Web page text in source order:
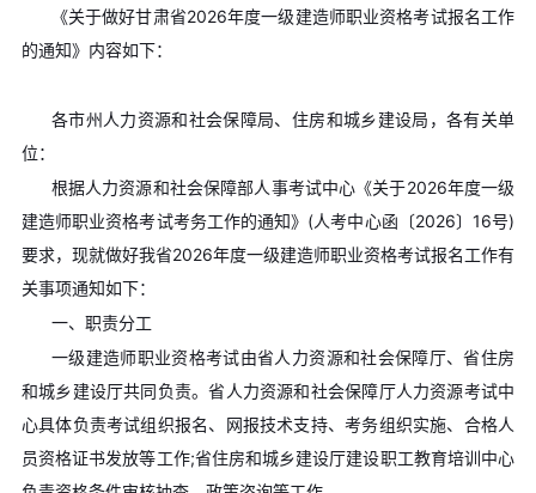
《关于做好甘肃省2026年度一级建造师职业资格考试报名工作
的通知》内容如下：
各市州人力资源和社会保障局、住房和城乡建设局，各有关单
位：
根据人力资源和社会保障部人事考试中心《关于2026年度一级
建造师职业资格考试考务工作的通知》(人考中心函〔2026〕16号)
要求，现就做好我省2026年度一级建造师职业资格考试报名工作有
关事项通知如下：
一、职责分工
一级建造师职业资格考试由省人力资源和社会保障厅、省住房
和城乡建设厅共同负责。省人力资源和社会保障厅人力资源考试中
心具体负责考试组织报名、网报技术支持、考务组织实施、合格人
员资格证书发放等工作;省住房和城乡建设厅建设职工教育培训中心